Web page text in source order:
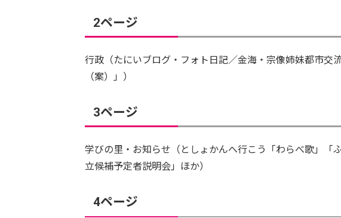
2ページ
行政（たにいブログ・フォト日記／金海・宗像姉妹都市交
（案）」）
3ページ
学びの里・お知らせ（としょかんへ行こう「わらべ歌」「
立候補予定者説明会」ほか）
4ページ